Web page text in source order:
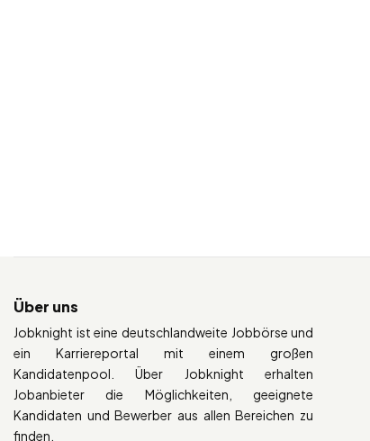
Über uns
Jobknight ist eine deutschlandweite Jobbörse und
ein Karriereportal mit einem großen
Kandidatenpool. Über Jobknight erhalten
Jobanbieter die Möglichkeiten, geeignete
Kandidaten und Bewerber aus allen Bereichen zu
finden.